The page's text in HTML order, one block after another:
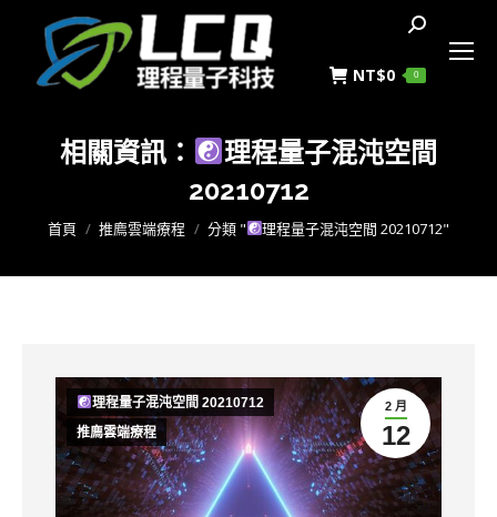
搜
NT$0 0
相關資訊：
理程量子混沌空間
20210712
您在這裡：
首頁 推廌雲端療程 分類 " 理程量子混沌空間 20210712"
2 月
12
理程量子混沌空間 20210712
推廌雲端療程